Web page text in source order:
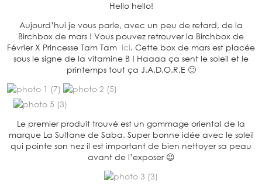
Hello hello!
Aujourd’hui je vous parle, avec un peu de retard, de la
Birchbox de mars ! Vous pouvez retrouver la Birchbox de
Février X Princesse Tam Tam ici. Cette box de mars est placée
sous le signe de la vitamine B ! Haaaa ça sent le soleil et le
printemps tout ça J.A.D.O.R.E 🙂
Le premier produit trouvé est un gommage oriental de la
marque La Sultane de Saba. Super bonne idée avec le soleil
qui pointe son nez il est important de bien nettoyer sa peau
avant de l’exposer 😉